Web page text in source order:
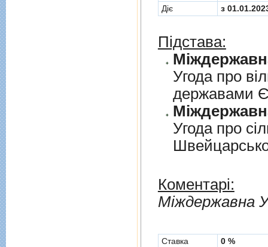
Діє
з
Підстава:
Угода про
державами
Угода про
Коментарі:
Мiждержавна
Cтавка
0 %